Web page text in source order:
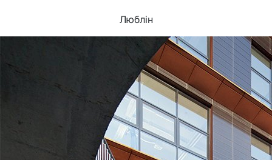
Люблін